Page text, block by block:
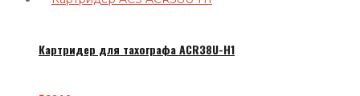
Картридер для тахографа ACR38U-H1